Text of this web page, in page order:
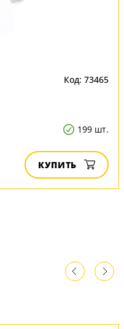
Код: 73465
199 шт.
КУПИТЬ